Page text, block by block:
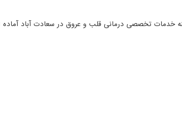
خدمات تخصصی درمانی قلب و عروق در سعادت آباد آماده